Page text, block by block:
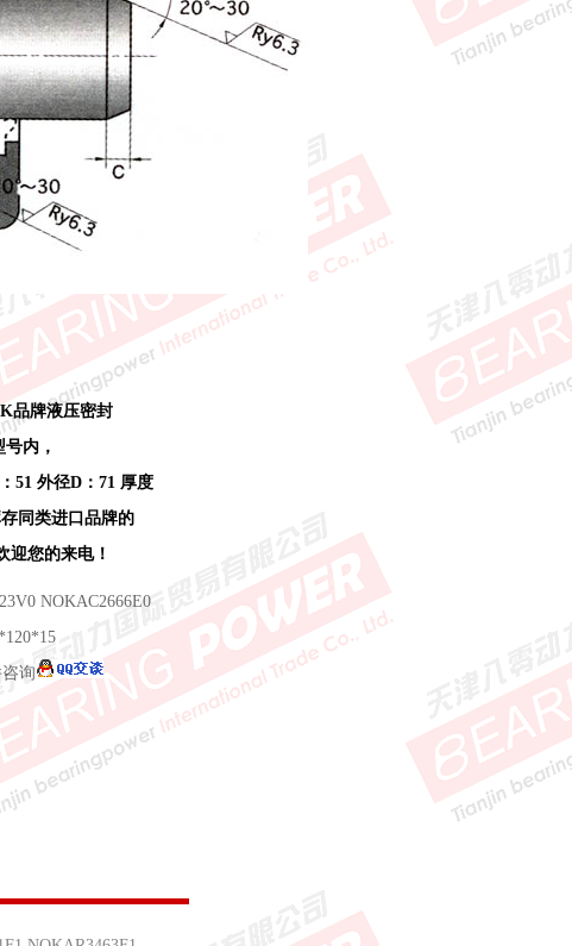
品牌液压密封
内，
51 外径D：71 厚度
同类进口品牌的
迎您的来电！
NOKAC2666E0
询